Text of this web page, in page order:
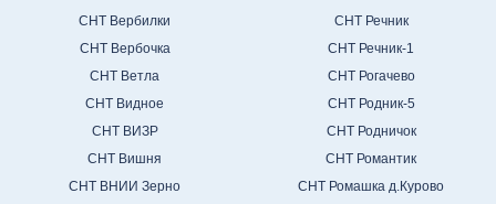
СНТ Вербилки
СНТ Вербочка
СНТ Ветла
СНТ Видное
СНТ ВИЗР
СНТ Вишня
СНТ ВНИИ Зерно
СНТ Речник
СНТ Речник-1
СНТ Рогачево
СНТ Родник-5
СНТ Родничок
СНТ Романтик
СНТ Ромашка д.Курово